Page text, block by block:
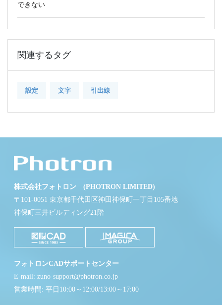
できない
関連するタグ
設定 文字 引出線
株式会社フォトロン (PHOTRON LIMITED)
〒101-0051 東京都千代田区神田神保町一丁目105番地
神保町三井ビルディング21階
フォトロンCADサポートセンター
E-mail: zuno-support@photron.co.jp
営業時間: 平日10:00～12:00/13:00～17:00